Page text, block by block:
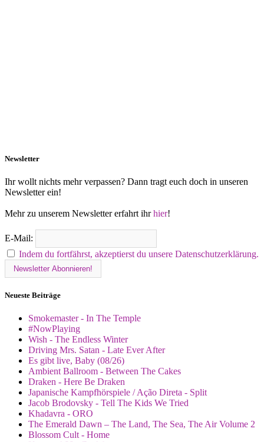
Newsletter
Ihr wollt nichts mehr verpassen? Dann tragt euch doch in unseren
Newsletter ein!
Mehr zu unserem Newsletter erfahrt ihrhier!
E-Mail:
Indem du fortfährst, akzeptierst du unsere Datenschutzerklärung.
Neueste Beiträge
Smokemaster - In The Temple
#NowPlaying
Wish - The Endless Winter
Driving Mrs. Satan - Late Ever After
Es gibt live, Baby (08/26)
Ambient Ballroom - Between The Cakes
Draken - Here Be Draken
Japanische Kampfhörspiele / Ação Direta - Split
Jacob Brodovsky - Tell The Kids We Tried
Khadavra - ORO
The Emerald Dawn – The Land, The Sea, The Air Volume 2
Blossom Cult - Home